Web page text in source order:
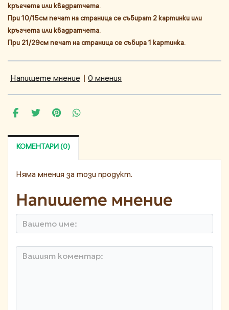
кръгчета или квадратчета.
При 10/15см печат на страница се събират 2 картинки или
кръгчета или квадратчета.
При 21/29см печат на страница се събира 1 картинка.
Напишете мнение | 0 мнения
КОМЕНТАРИ (0)
Няма мнения за този продукт.
Напишете мнение